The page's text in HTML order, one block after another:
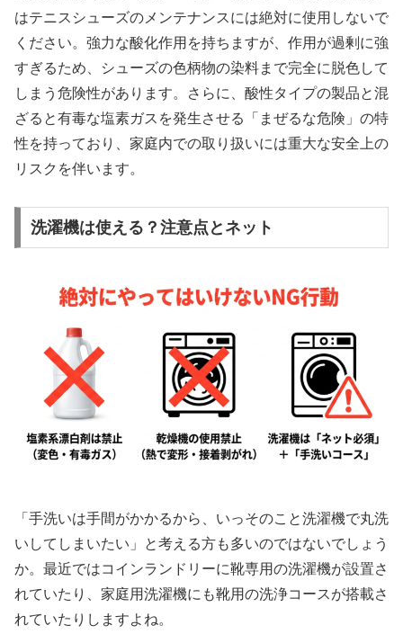
はテニスシューズのメンテナンスには絶対に使用しないで
ください。強力な酸化作用を持ちますが、作用が過剰に強
すぎるため、シューズの色柄物の染料まで完全に脱色して
しまう危険性があります。さらに、酸性タイプの製品と混
ざると有毒な塩素ガスを発生させる「まぜるな危険」の特
性を持っており、家庭内での取り扱いには重大な安全上の
リスクを伴います。
洗濯機は使える？注意点とネット
「手洗いは手間がかかるから、いっそのこと洗濯機で丸洗
いしてしまいたい」と考える方も多いのではないでしょう
か。最近ではコインランドリーに靴専用の洗濯機が設置さ
れていたり、家庭用洗濯機にも靴用の洗浄コースが搭載さ
れていたりしますよね。